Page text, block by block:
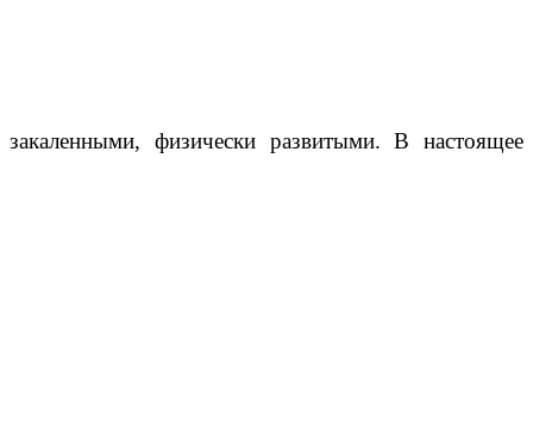
закаленными, физически развитыми. В настоящее